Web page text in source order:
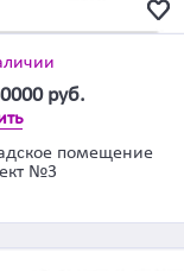
руб.
помещение
№3